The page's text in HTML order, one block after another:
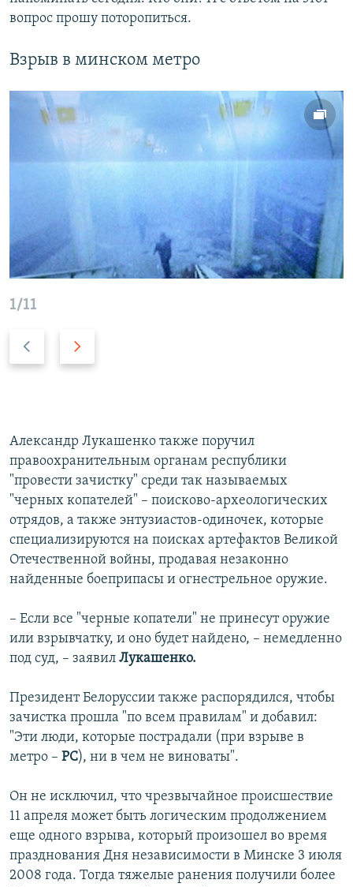
вопрос прошу поторопиться.
Взрыв в минском метро
1/11
д
Александр Лукашенко также поручил
правоохранительным органам республики
"провести зачистку" среди так называемых
"черных копателей" – поисково-археологических
отрядов, а также энтузиастов-одиночек, которые
специализируются на поисках артефактов Великой
Отечественной войны, продавая незаконно
найденные боеприпасы и огнестрельное оружие.
– Если все "черные копатели" не принесут оружие
или взрывчатку, и оно будет найдено, – немедленно
под суд, – заявил Лукашенко.
Президент Белоруссии также распорядился, чтобы
зачистка прошла "по всем правилам" и добавил:
"Эти люди, которые пострадали (при взрыве в
метро – РС), ни в чем не виноваты".
Он не исключил, что чрезвычайное происшествие
11 апреля может быть логическим продолжением
еще одного взрыва, который произошел во время
празднования Дня независимости в Минске 3 июля
2008 года. Тогда тяжелые ранения получили более